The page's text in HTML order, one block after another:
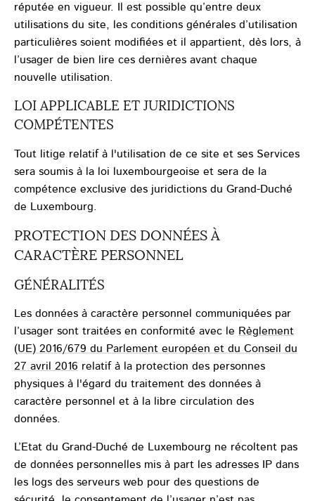
réputée en vigueur. Il est possible qu’entre deux
utilisations du site, les conditions générales d’utilisation
particulières soient modifiées et il appartient, dès lors, à
l’usager de bien lire ces dernières avant chaque
nouvelle utilisation.
LOI APPLICABLE ET JURIDICTIONS
COMPÉTENTES
Tout litige relatif à l'utilisation de ce site et ses Services
sera soumis à la loi luxembourgeoise et sera de la
compétence exclusive des juridictions du Grand-Duché
de Luxembourg.
PROTECTION DES DONNÉES À
CARACTÈRE PERSONNEL
GÉNÉRALITÉS
Les données à caractère personnel communiquées par
l’usager sont traitées en conformité avec le Règlement
(UE) 2016/679 du Parlement européen et du Conseil du
27 avril 2016 relatif à la protection des personnes
physiques à l'égard du traitement des données à
caractère personnel et à la libre circulation des
données.
L’Etat du Grand-Duché de Luxembourg ne récoltent pas
de données personnelles mis à part les adresses IP dans
les logs des serveurs web pour des questions de